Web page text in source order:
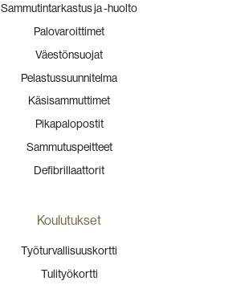
Sammutintarkastus ja -huolto
Palovaroittimet
Väestönsuojat
Pelastussuunnitelma
Käsisammuttimet
Pikapalopostit
Sammutuspeitteet
Defibrillaattorit
Koulutukset
Työturvallisuuskortti
Tulityökortti